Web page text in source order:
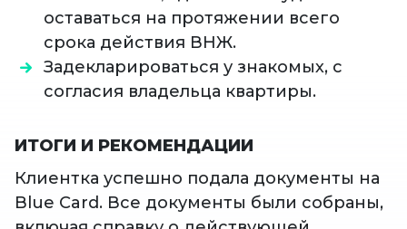
оставаться на протяжении всего
срока действия ВНЖ.
Задекларироваться у знакомых, с
согласия владельца квартиры.
ИТОГИ И РЕКОМЕНДАЦИИ
Клиентка успешно подала документы на
Blue Card. Все документы были собраны,